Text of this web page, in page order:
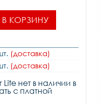
КОРЗИНУ
(доставка)
(доставка)
нет в наличии в
с платной